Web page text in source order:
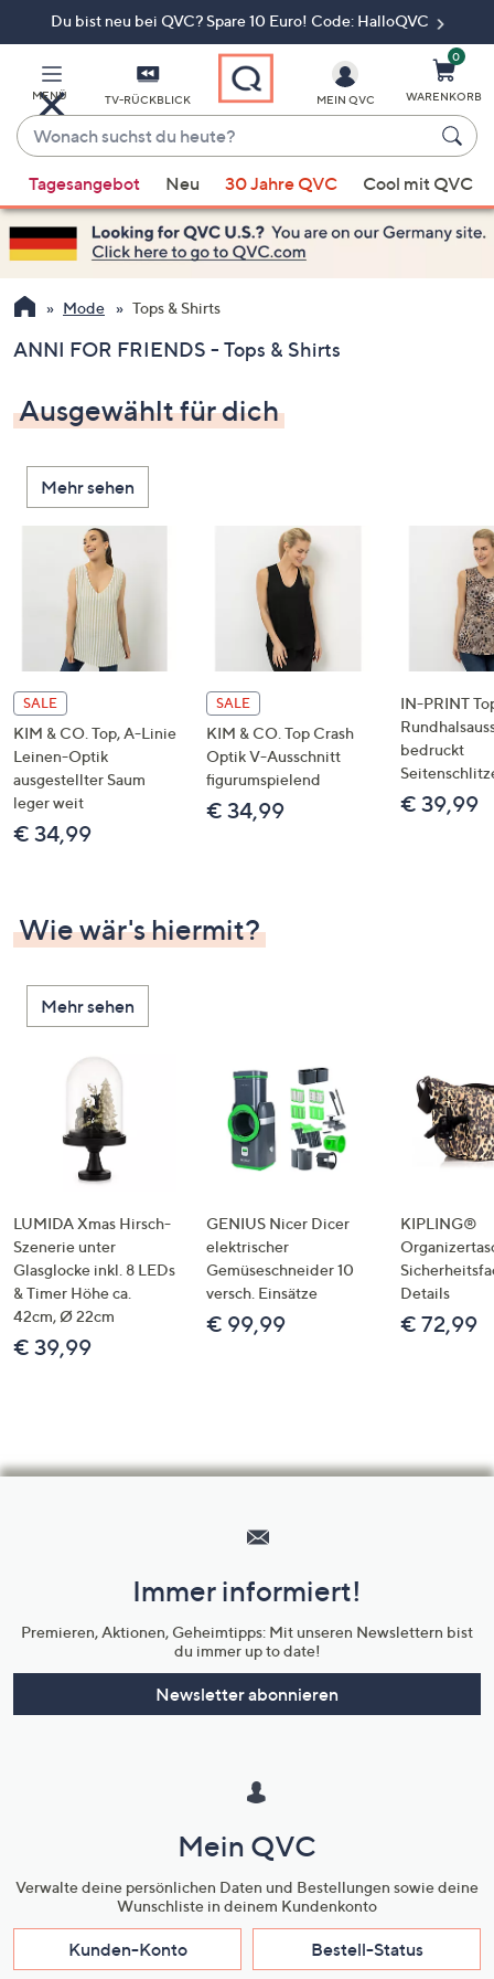
Du bist neu bei QVC? Spare 10 Euro! Code: HalloQVC
MENÜ TV-RÜCKBLICK
Wonach
suchst
du
heute?
Vorschläge
verfügbar
sind,
verwenden
Sie
Pfeiltasten
oben
und
nach
unten
oder
Touch-
Geräten
nach
links
bzw.
rechts,
um
diese
anzuzeigen.
MEIN QVC
0
WARENKORB
Tagesangebot Neu 30 Jahre QVC Cool mit QVC
Mode Tops & Shirts
ANNI FOR FRIENDS - Tops & Shirts
Ausgewählt für dich
Mehr sehen
SALE
KIM & CO. Top, A-Linie
Leinen-Optik
ausgestellter Saum
leger weit
€ 34,99
SALE
KIM & CO. Top Crash
Optik V-Ausschnitt
figurumspielend
€ 34,99
IN-PRINT
bedruckt
€ 39,99
Wie wär's hiermit?
Mehr sehen
LUMIDA Xmas Hirsch-
Szenerie unter
Glasglocke inkl. 8 LEDs
& Timer Höhe ca.
42cm, Ø 22cm
€ 39,99
GENIUS Nicer Dicer
elektrischer
Gemüseschneider 10
versch. Einsätze
€ 99,99
KIPLING®
Details
€ 72,99
Unternehmensinformationen
Immer informiert!
Premieren, Aktionen, Geheimtipps: Mit unseren Newslettern bist
du immer up to date!
Newsletter abonnieren
Mein QVC
Verwalte deine persönlichen Daten und Bestellungen sowie deine
Wunschliste in deinem Kundenkonto
Kunden-Konto Bestell-Status